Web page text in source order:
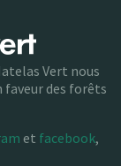
Vert nous
des forêts
et facebook,